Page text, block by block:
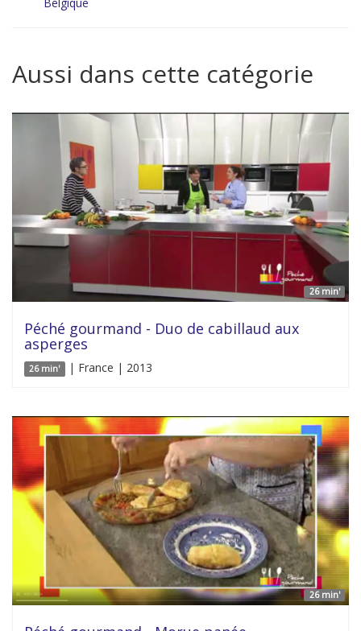
Aussi dans cette catégorie
26 min'
Péché gourmand - Duo de cabillaud aux
asperges
26 min' | France | 2013
26 min'